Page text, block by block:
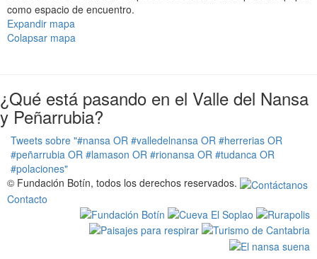
como espacio de encuentro.
Expandir mapa
Colapsar mapa
¿Qué está pasando en el Valle del Nansa
y Peñarrubia?
Tweets sobre "#nansa OR #valledelnansa OR #herrerias OR
#peñarrubia OR #lamason OR #rionansa OR #tudanca OR
#polaciones"
© Fundación Botín, todos los derechos reservados.
Contacto